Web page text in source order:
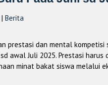
| Berita
prestasi dan mental
awal Juli 2025. Prestasi
minat bakat siswa melalui